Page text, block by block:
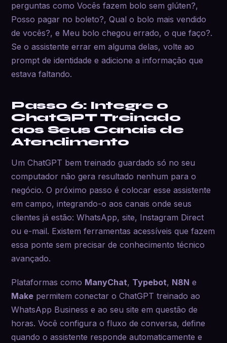
perguntas como Vocês fazem bolo sem glúten?,
Posso pagar no boleto?, Qual o bolo mais vendido
de vocês?, e Meu bolo chegou errado, o que faço?.
Se o assistente errar em alguma delas, volte ao
prompt de identidade e adicione a informação que
estava faltando.
Passo 6: Integre o
ChatGPT Treinado
aos Seus Canais de
Atendimento
Um ChatGPT bem treinado guardado só no seu
computador não gera resultado nenhum para o
negócio. O próximo passo é colocar esse assistente
em campo, integrando-o aos canais onde seus
clientes já estão: WhatsApp, site, Instagram Direct
ou e-mail. Existem ferramentas acessíveis que fazem
essa ponte sem precisar de conhecimento técnico
avançado.
Plataformas como ManyChat, Typebot, N8N e
Make permitem conectar o ChatGPT treinado ao
WhatsApp Business e ao seu site em questão de
horas. Você configura o fluxo de conversa, define
quando o assistente responde automaticamente e